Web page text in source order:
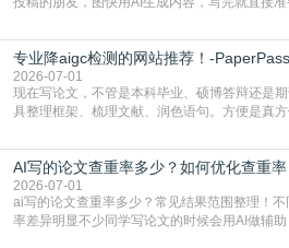
自带不可忽视的查重风险。AI训练依赖海量公
于训练数据的概率拼接，不是从零开始的原创
有的高频公共表述，甚至直接拼接已经公开
专业降aigc检测的网站推荐！-
2026-07-01
现在写论文，不管是本科毕业、硕博答辩还是
具整理框架、梳理文献、润色语句。方便是真
五遍还是过不了预检测的大有人在，这时候，
站，就能少走好多弯路。PaperPass：守护学
容的学术合规痛点去年帮一个本科师弟改
AI写的论文查重率多少？如何优化查重
2026-07-01
ai写的论文查重率多少？常见结果范围整理！
率差异明显不少同学写论文的时候会用AI做辅